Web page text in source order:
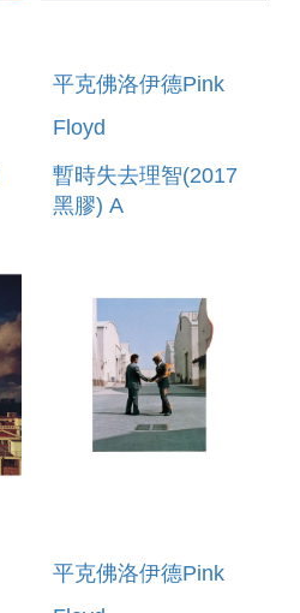
平克佛洛伊德Pink
Floyd
暫時失去理智(2017
黑膠) A
REASON(2017
VINYL)
平克佛洛伊德Pink